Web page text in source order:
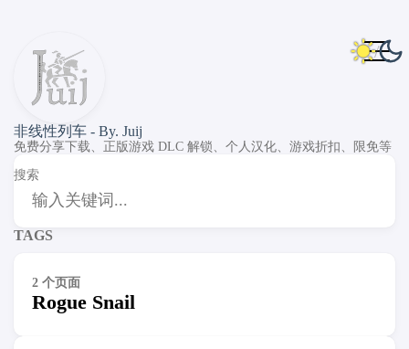
非线性列车 - By. Juij
免费分享下载、正版游戏 DLC 解锁、个人汉化、游戏折扣、限免等
搜索
TAGS
2 个页面
Rogue Snail